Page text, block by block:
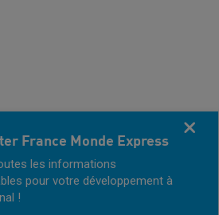
France Monde Express
les informations
pour votre développement à
!